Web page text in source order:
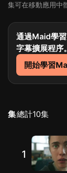
集可在移動應用中
通過Maid學習
字幕擴展程序。
開始學習
集總計10集
1